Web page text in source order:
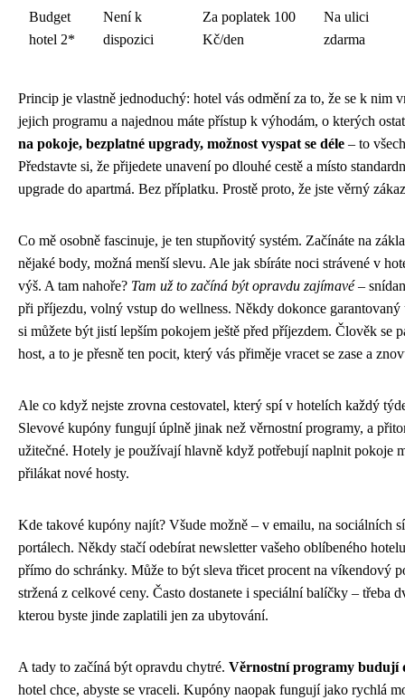
Budget
hotel 2*
Není k
dispozici
Za poplatek 100
Kč/den
Na ulici
zdarma
Princip je vlastně jednoduchý: hotel vás odmění za to, že se k nim
jejich programu a najednou máte přístup k výhodám, o kterých
na pokoje, bezplatné upgrady, možnost vyspat se déle – to
Představte si, že přijedete unavení po dlouhé cestě a místo
upgrade do apartmá. Bez příplatku. Prostě proto, že jste věrný
Co mě osobně fascinuje, je ten stupňovitý systém. Začínáte na
nějaké body, možná menší slevu. Ale jak sbíráte noci strávené v
výš. A tam nahoře? Tam už to začíná být opravdu zajímavé–
při příjezdu, volný vstup do wellness. Někdy dokonce garantovaný
si můžete být jistí lepším pokojem ještě před příjezdem. Člověk se
host, a to je přesně ten pocit, který vás přiměje vracet se zase a
Ale co když nejste zrovna cestovatel, který spí v hotelích každý
Slevové kupóny fungují úplně jinak než věrnostní programy, a
užitečné. Hotely je používají hlavně když potřebují naplnit pokoje
přilákat nové hosty.
Kde takové kupóny najít? Všude možně – v emailu, na sociálních
portálech. Někdy stačí odebírat newsletter vašeho oblíbeného
přímo do schránky. Může to být sleva třicet procent na víkendový
stržená z celkové ceny. Často dostanete i speciální balíčky – třeba
kterou byste jinde zaplatili jen za ubytování.
A tady to začíná být opravdu chytré. Věrnostní programy budují
hotel chce, abyste se vraceli. Kupóny naopak fungují jako rychlá